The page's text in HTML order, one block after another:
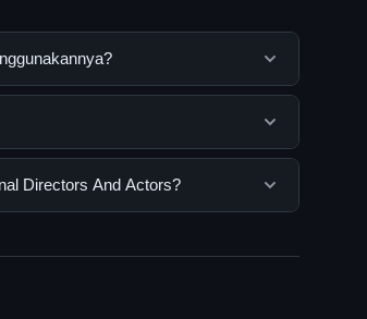
untuk membantu pengguna
semua pengguna. Tidak ada
Directors And Actors?